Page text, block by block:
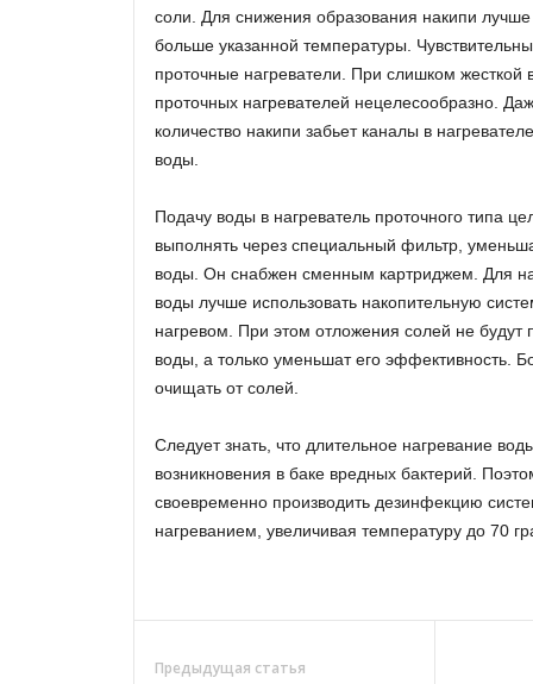
соли. Для снижения образования накипи лучше
больше указанной температуры.
проточные нагреватели. При слишком жесткой
проточных нагревателей нецелесообразно.
количество накипи забьет каналы в
воды.
Подачу воды в нагреватель проточного типа
выполнять через специальный фильтр,
воды. Он снабжен сменным картриджем. Для
воды лучше использовать накопительную
нагревом. При этом отложения солей не будут
воды, а только уменьшат его эффективность.
очищать от солей.
Следует знать, что длительное нагревание
возникновения в баке вредных бактерий.
своевременно производить дезинфекцию
нагреванием, увеличивая температуру до 70
Предыдущая статья